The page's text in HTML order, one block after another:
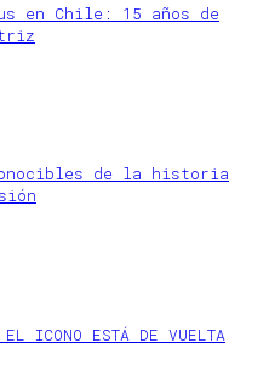
en Chile: 15 años de
de la historia
ICONO ESTÁ DE VUELTA